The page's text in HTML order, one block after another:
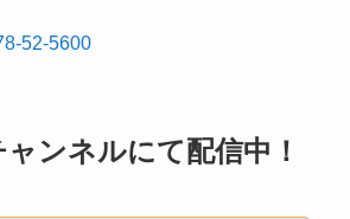
52-5600
ンネルにて配信中！